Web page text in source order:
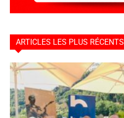
ARTICLES LES PLUS RÉCENTS